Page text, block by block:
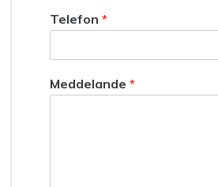
Telefon *
Meddelande *